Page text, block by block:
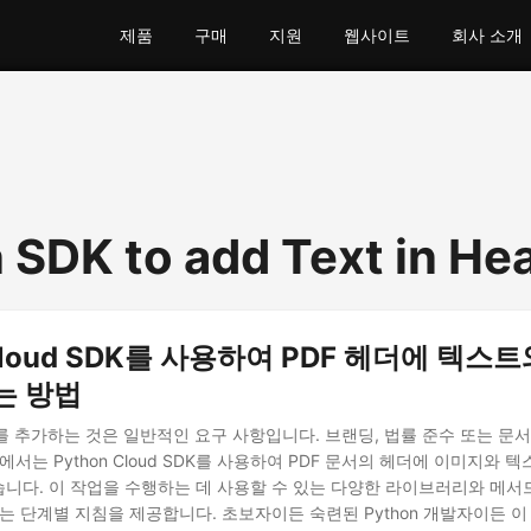
제품 구매 지원 웹사이트 회사 소개
to add Text in
SDK를 사용하여 PDF 헤더에 텍스트
방법
추가하는 것은 일반적인 요구 사항입니다. 브랜딩, 법률 준수 또는 문
서는 Python Cloud SDK를 사용하여 PDF 문서의 헤더에 이미지와 텍
다. 이 작업을 수행하는 데 사용할 수 있는 다양한 라이브러리와 메서
단계별 지침을 제공합니다. 초보자이든 숙련된 Python 개발자이든